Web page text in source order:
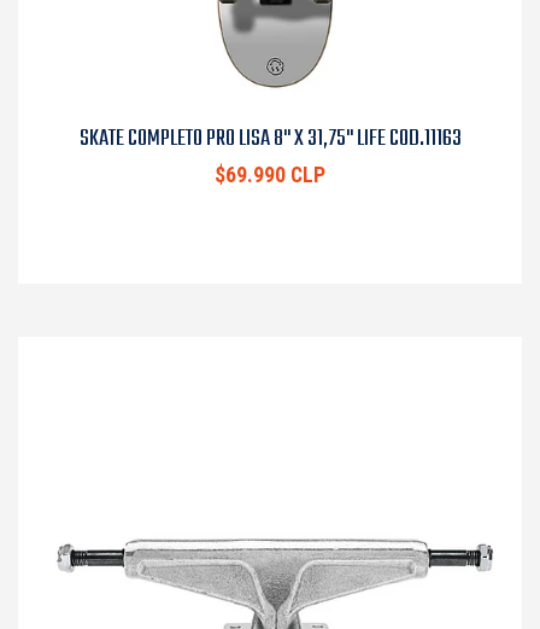
SKATE COMPLETO PRO LISA 8" X 31,75" LIFE COD.11163
$69.990 CLP